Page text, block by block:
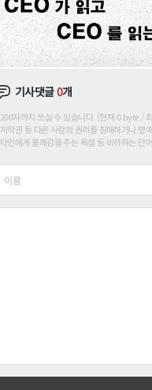
기사댓글0개
200자까지 쓰실 수 있습니다. (현재 0 byte /
저작권 등 다른 사람의 권리를 침해하거나 명
타인에게 불쾌감을 주는 욕설 등 비하하는 단